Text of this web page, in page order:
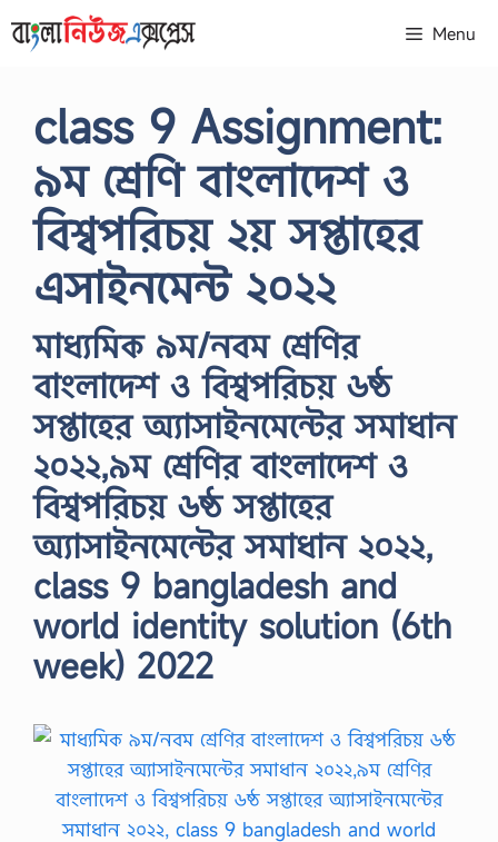
to
Menu
class 9 Assignment:
৯ম শ্রেণি বাংলাদেশ ও
বিশ্বপরিচয় ২য় সপ্তাহের
এসাইনমেন্ট ২০২২
মাধ্যমিক ৯ম/নবম শ্রেণির
বাংলাদেশ ও বিশ্বপরিচয় ৬ষ্ঠ
সপ্তাহের অ্যাসাইনমেন্টের সমাধান
২০২২,৯ম শ্রেণির বাংলাদেশ ও
বিশ্বপরিচয় ৬ষ্ঠ সপ্তাহের
অ্যাসাইনমেন্টের সমাধান ২০২২,
class 9 bangladesh and
world identity solution (6th
week) 2022